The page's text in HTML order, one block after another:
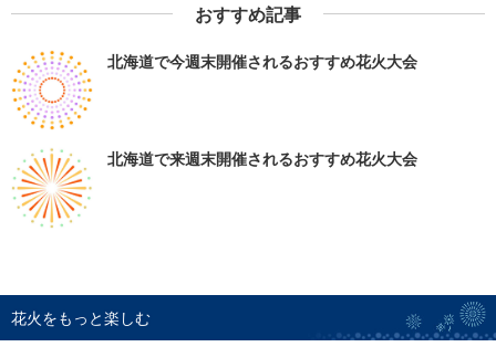
おすすめ記事
北海道で今週末開催されるおすすめ花火大会
北海道で来週末開催されるおすすめ花火大会
花火をもっと楽しむ